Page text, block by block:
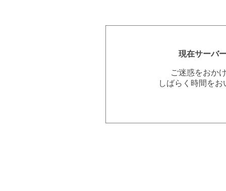
現在サーバ
ご迷惑をおか
しばらく時間を